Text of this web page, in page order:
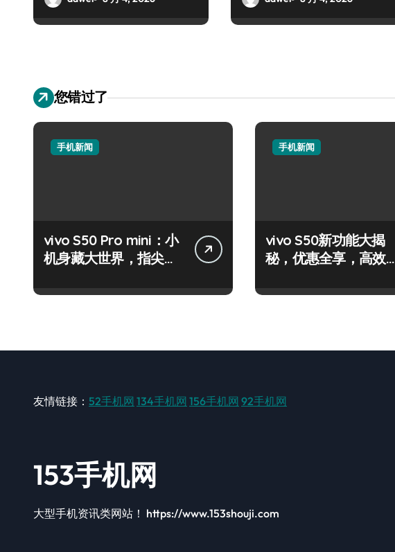
您错过了
手机新闻
vivo S50 Pro mini：小
机身藏大世界，指尖资
手机新闻
vivo S50新功能大揭
秘，优惠全享，高效玩
友情链接： 52手机网 134手机网 156手机网 92手机网
153手机网
大型手机资讯类网站！ https://www.153shouji.com